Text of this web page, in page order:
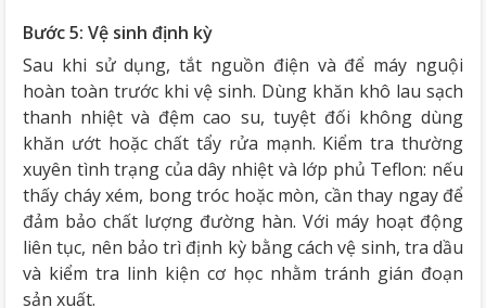
Bước 5: Vệ sinh định kỳ
Sau khi sử dụng, tắt nguồn điện và để máy nguội
hoàn toàn trước khi vệ sinh. Dùng khăn khô lau sạch
thanh nhiệt và đệm cao su, tuyệt đối không dùng
khăn ướt hoặc chất tẩy rửa mạnh. Kiểm tra thường
xuyên tình trạng của dây nhiệt và lớp phủ Teflon: nếu
thấy cháy xém, bong tróc hoặc mòn, cần thay ngay để
đảm bảo chất lượng đường hàn. Với máy hoạt động
liên tục, nên bảo trì định kỳ bằng cách vệ sinh, tra dầu
và kiểm tra linh kiện cơ học nhằm tránh gián đoạn
sản xuất.